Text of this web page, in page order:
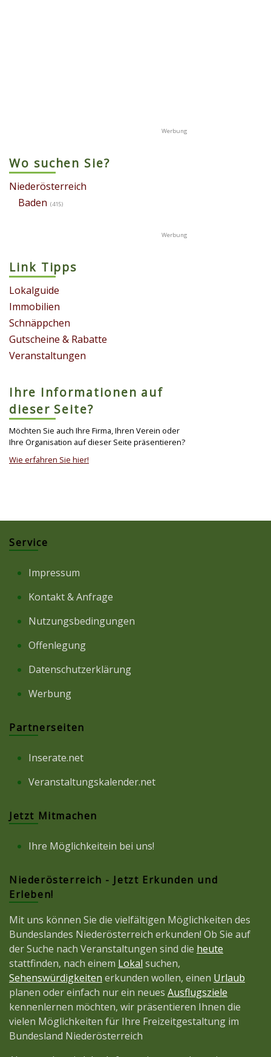
Wo suchen Sie?
Niederösterreich
Baden (415)
Link Tipps
Lokalguide
Immobilien
Schnäppchen
Gutscheine & Rabatte
Veranstaltungen
Ihre Informationen auf
dieser Seite?
Möchten Sie auch Ihre Firma, Ihren Verein oder
Ihre Organisation auf dieser Seite präsentieren?
Wie erfahren Sie hier!
Service
Impressum
Kontakt & Anfrage
Nutzungsbedingungen
Offenlegung
Datenschutzerklärung
Werbung
Partnerseiten
Inserate.net
Veranstaltungskalender.net
Jetzt Mitmachen
Ihre Möglichkeitein bei uns!
Niederösterreich - Jetzt Erkunden und
Erleben!
Mit uns können Sie die vielfältigen Möglichkeiten des
Bundeslandes Niederösterreich erkunden! Ob Sie auf
der Suche nach Veranstaltungen sind die heute
stattfinden, nach einem Lokal suchen,
Sehenswürdigkeiten erkunden wollen, einen Urlaub
planen oder einfach nur ein neues Ausflugsziele
kennenlernen möchten, wir präsentieren Ihnen die
vielen Möglichkeiten für Ihre Freizeitgestaltung im
Bundesland Niederösterreich